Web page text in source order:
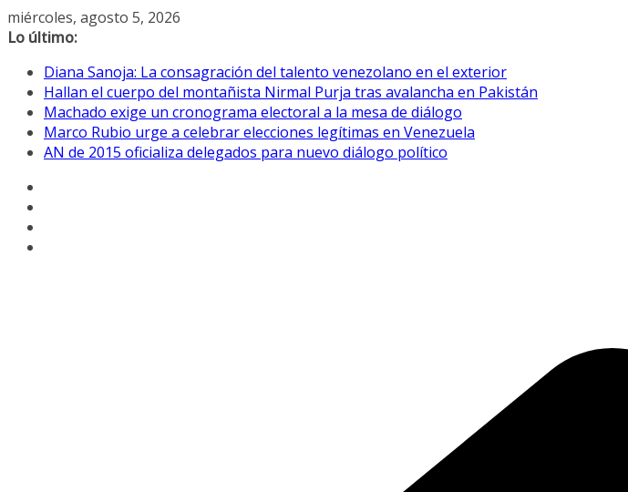
Saltar
al
miércoles, agosto 5, 2026
Lo último:
Diana Sanoja: La consagración del talento venezolano en el exterior
Hallan el cuerpo del montañista Nirmal Purja tras avalancha en Pakistán
Machado exige un cronograma electoral a la mesa de diálogo
Marco Rubio urge a celebrar elecciones legítimas en Venezuela
AN de 2015 oficializa delegados para nuevo diálogo político